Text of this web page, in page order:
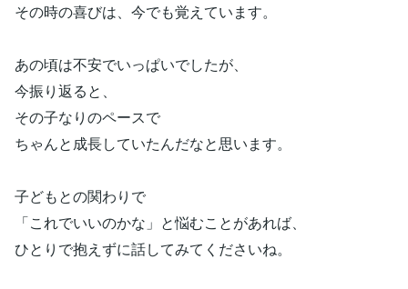
その時の喜びは、今でも覚えています。
あの頃は不安でいっぱいでしたが、
今振り返ると、
その子なりのペースで
ちゃんと成長していたんだなと思います。
子どもとの関わりで
「これでいいのかな」と悩むことがあれば、
ひとりで抱えずに話してみてくださいね。